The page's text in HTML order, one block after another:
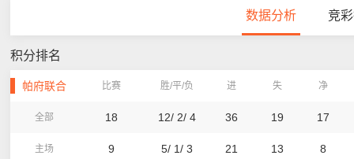
数据分析 竞
积分排名
帕府联合 比赛 胜/平/负 进 失 净
全部 18 12/ 2/ 4 36 19 17
主场 9 5/ 1/ 3 21 13 8